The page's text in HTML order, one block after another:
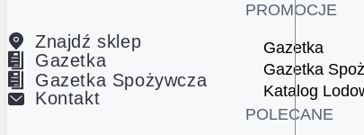
Znajdź sklep
Gazetka
Gazetka Spożywcza
Kontakt
PROMOCJE
Gazetka
Gazetka
Katalog
POLECANE